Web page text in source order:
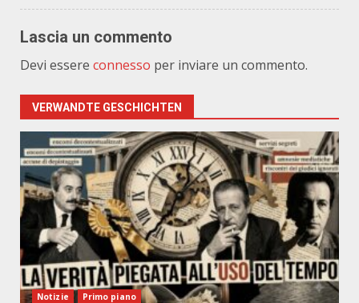
Lascia un commento
Devi essere connesso per inviare un commento.
VERWANDTE GESCHICHTEN
Notizie Primo piano